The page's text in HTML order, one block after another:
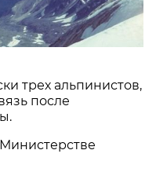
трех альпинистов,
после